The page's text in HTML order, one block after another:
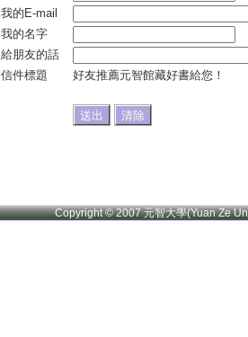
我的E-mail
我的名字
給朋友的話
信件標題
好友推薦元智館藏好書給您！
Copyright © 2007 元智大學(Yuan Ze